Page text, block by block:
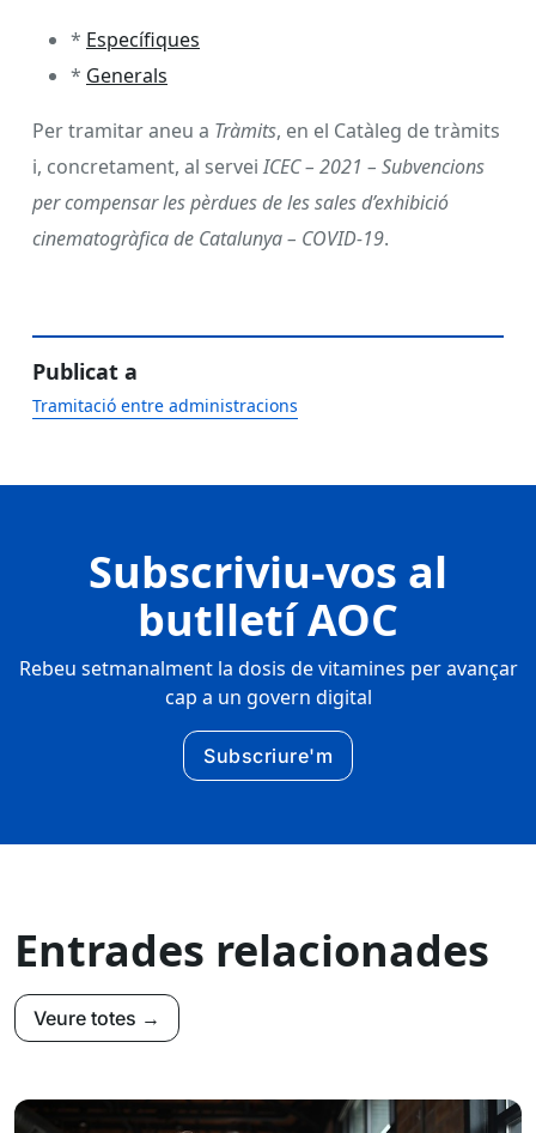
* Específiques
* Generals
Per tramitar aneu a Tràmits, en el Catàleg de tràmits
i, concretament, al serveiICEC – 2021 – Subvencions
per compensar les pèrdues de les sales d’exhibició
cinematogràfica de Catalunya – COVID-19.
Publicat a
Tramitació entre administracions
Subscriviu-vos al
butlletí AOC
Rebeu setmanalment la dosis de vitamines per avançar
cap a un govern digital
Subscriure'm
Entrades relacionades
Veure totes →